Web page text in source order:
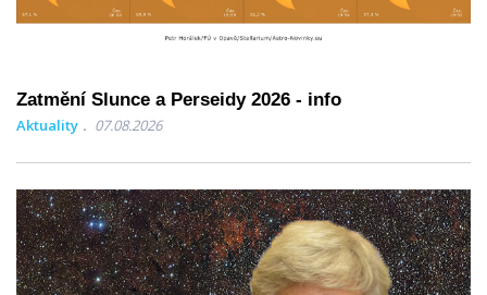
Zatmění Slunce a Perseidy 2026 - info
Aktuality 07.08.2026